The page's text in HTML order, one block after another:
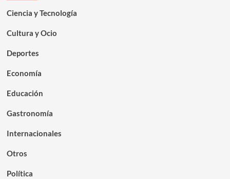
Ciencia y Tecnología
Cultura y Ocio
Deportes
Economía
Educación
Gastronomía
Internacionales
Otros
Política